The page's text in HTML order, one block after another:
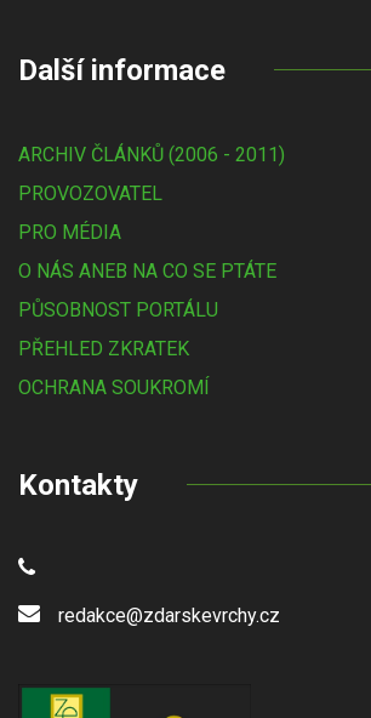
Další informace
ARCHIV ČLÁNKŮ (2006 - 2011)
PROVOZOVATEL
PRO MÉDIA
O NÁS ANEB NA CO SE PTÁTE
PŮSOBNOST PORTÁLU
PŘEHLED ZKRATEK
OCHRANA SOUKROMÍ
Kontakty
redakce@zdarskevrchy.cz